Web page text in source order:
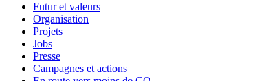
Futur et valeurs
Organisation
Projets
Jobs
Presse
Campagnes et actions